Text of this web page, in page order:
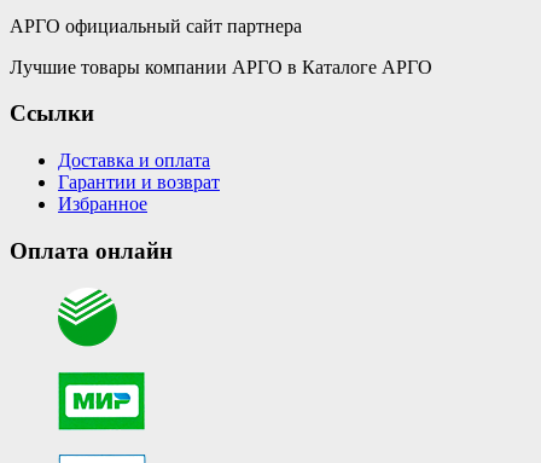
АРГО официальный сайт партнера
Лучшие товары компании АРГО в Каталоге АРГО
Ссылки
Доставка и оплата
Гарантии и возврат
Избранное
Оплата онлайн